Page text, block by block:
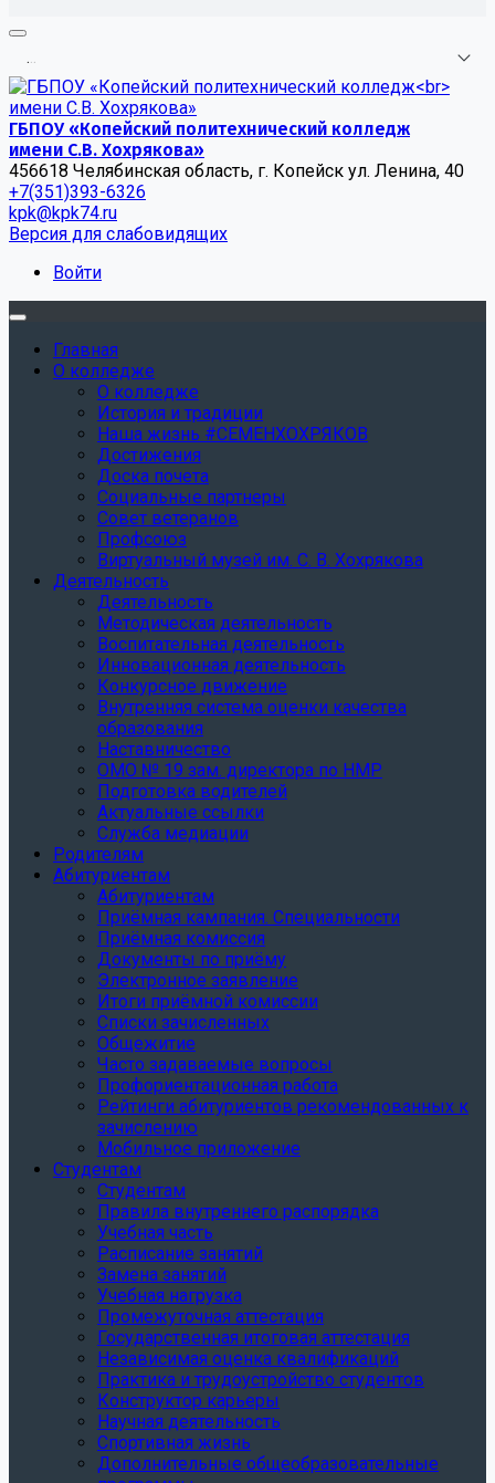
...
ГБПОУ «Копейский политехнический колледж
имени С.В. Хохрякова»
456618 Челябинская область, г. Копейск ул. Ленина, 40
+7(351)393-6326
kpk@kpk74.ru
Версия для слабовидящих
Войти
Главная
О колледже
О колледже
История и традиции
Наша жизнь #СЕМЕНХОХРЯКОВ
Достижения
Доска почета
Социальные партнеры
Совет ветеранов
Профсоюз
Виртуальный музей им. С. В. Хохрякова
Деятельность
Деятельность
Методическая деятельность
Воспитательная деятельность
Инновационная деятельность
Конкурсное движение
Внутренняя система оценки качества
образования
Наставничество
ОМО № 19 зам. директора по НМР
Подготовка водителей
Актуальные ссылки
Служба медиации
Родителям
Абитуриентам
Абитуриентам
Приёмная кампания. Специальности
Приёмная комиссия
Документы по приёму
Электронное заявление
Итоги приёмной комиссии
Списки зачисленных
Общежитие
Часто задаваемые вопросы
Профориентационная работа
Рейтинги абитуриентов рекомендованных к
зачислению
Мобильное приложение
Студентам
Студентам
Правила внутреннего распорядка
Учебная часть
Расписание занятий
Замена занятий
Учебная нагрузка
Промежуточная аттестация
Государственная итоговая аттестация
Независимая оценка квалификаций
Практика и трудоустройство студентов
Конструктор карьеры
Научная деятельность
Спортивная жизнь
Дополнительные общеобразовательные